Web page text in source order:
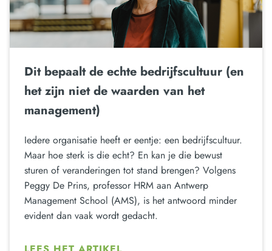
Dit bepaalt de echte bedrijfscultuur (en
het zijn niet de waarden van het
management)
Iedere organisatie heeft er eentje: een bedrijfscultuur.
Maar hoe sterk is die echt? En kan je die bewust
sturen of veranderingen tot stand brengen? Volgens
Peggy De Prins, professor HRM aan Antwerp
Management School (AMS), is het antwoord minder
evident dan vaak wordt gedacht.